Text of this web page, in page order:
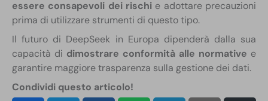
essere consapevoli dei rischi e adottare precauzioni
prima di utilizzare strumenti di questo tipo.
Il futuro di DeepSeek in Europa dipenderà dalla sua
capacità di dimostrare conformità alle normative e
garantire maggiore trasparenza sulla gestione dei dati.
Condividi questo articolo!